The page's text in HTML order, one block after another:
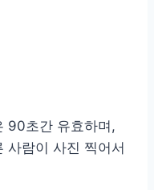
90초간 유효하며,
사람이 사진 찍어서